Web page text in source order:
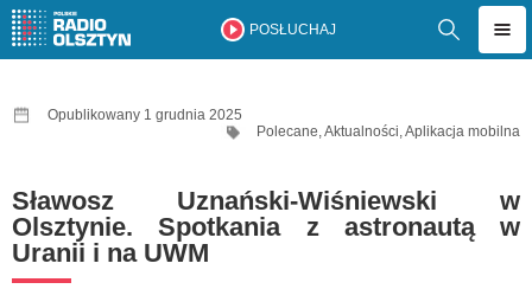
POSŁUCHAJ
Opublikowany 1 grudnia 2025
Polecane,Aktualności,Aplikacja mobilna
Sławosz Uznański-Wiśniewski w
Olsztynie. Spotkania z astronautą w
Uranii i na UWM